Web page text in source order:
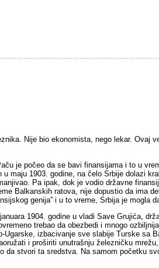
Nije bio ekonomista, nego lekar. Ovaj
je počeo da se bavi finansijama i to u
maju 1903. godine, na čelo Srbije dolazi
Pa ipak, dok je vodio državne
Balkanskih ratova, nije dopustio da ima
genija” i u to vreme, Srbija je mogla
1904. godine u vladi Save Grujića,
trebao da obezbedi i mnogo
Ugarske, izbacivanje sve slabije Turske sa
i proširiti unutrašnju železničku
da stvori ta sredstva. Na samom početku